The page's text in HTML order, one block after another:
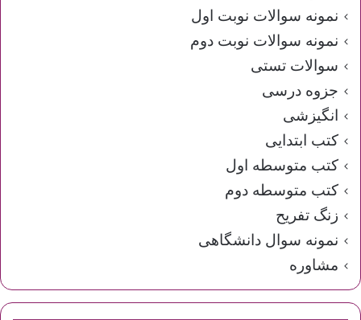
نمونه سوالات نوبت اول
نمونه سوالات نوبت دوم
سوالات تستی
جزوه درسی
انگیزشی
کتب ابتدایی
کتب متوسطه اول
کتب متوسطه دوم
زنگ تفریح
نمونه سوال دانشگاهی
مشاوره